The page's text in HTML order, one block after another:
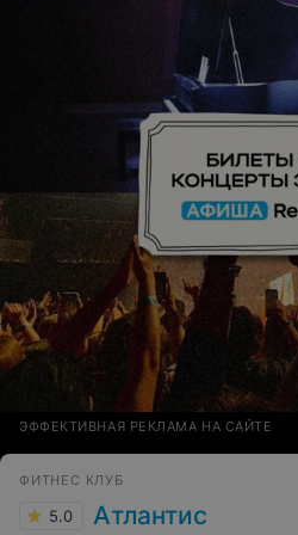
этого действительно
отделения, включая средний
до мелочей, отдельное спасибо и
ЭФФЕКТИВНАЯ РЕКЛАМА НА САЙТЕ
ФИТНЕС КЛУБ
5.0 Атлантис